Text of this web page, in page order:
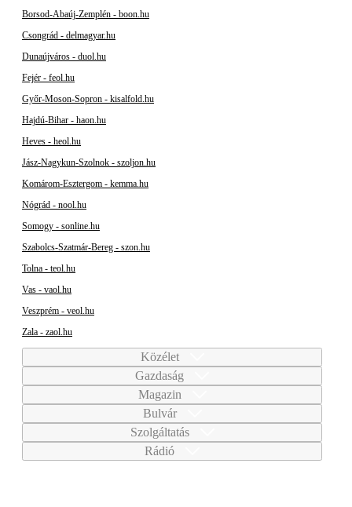
Borsod-Abaúj-Zemplén - boon.hu
Csongrád - delmagyar.hu
Dunaújváros - duol.hu
Fejér - feol.hu
Győr-Moson-Sopron - kisalfold.hu
Hajdú-Bihar - haon.hu
Heves - heol.hu
Jász-Nagykun-Szolnok - szoljon.hu
Komárom-Esztergom - kemma.hu
Nógrád - nool.hu
Somogy - sonline.hu
Szabolcs-Szatmár-Bereg - szon.hu
Tolna - teol.hu
Vas - vaol.hu
Veszprém - veol.hu
Zala - zaol.hu
Közélet
Gazdaság
Magazin
Bulvár
Szolgáltatás
Rádió